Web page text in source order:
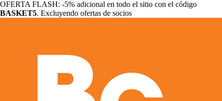
OFERTA FLASH: -5% adicional en todo el sitio con el código
BASKET5. Excluyendo ofertas de socios